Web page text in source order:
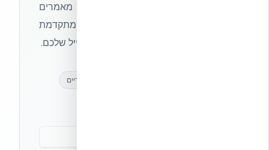
הצטרפו לניוזלטר של אקובילד וקבלו מאמרים
מקצועיים, חדשות מעולם הבנייה המתקדמת
ועדכונים בלעדיים — ישירות לתיבת המייל שלכם.
עדכונים בלעדיים